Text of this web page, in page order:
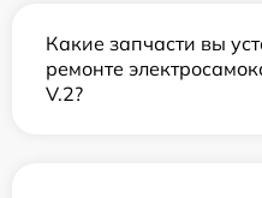
Какие запчасти вы
ремонте
V.2?